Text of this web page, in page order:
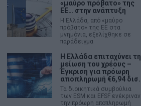
«μαύρο πρόβατο» της
ΕΕ… στην ανάπτυξη
Η Ελλάδα, από «μαύρο
πρόβατο» της ΕΕ στα
μνημόνια, εξελίχθηκε σε
παράδειγμα
Η Ελλάδα επιταχύνει τη
μείωση του χρέους –
Έγκριση για πρόωρη
αποπληρωμή €6,94 δισ.
Τα διοικητικά συμβούλια
των ESM και EFSF ενέκριναν
την πρόωρη αποπληρωμή